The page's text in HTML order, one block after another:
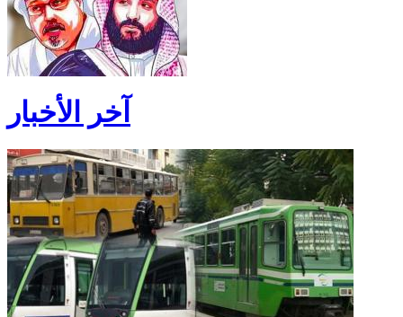
آخر الأخبار